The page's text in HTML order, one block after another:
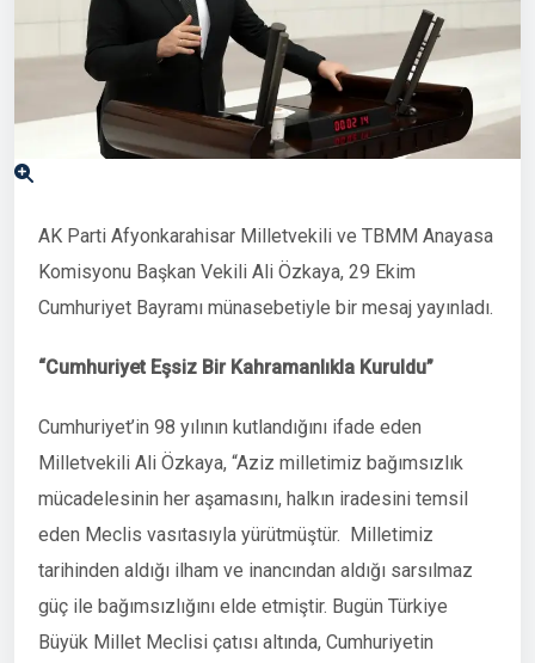
AK Parti Afyonkarahisar Milletvekili ve TBMM Anayasa
Komisyonu Başkan Vekili Ali Özkaya, 29 Ekim
Cumhuriyet Bayramı münasebetiyle bir mesaj yayınladı.
“Cumhuriyet Eşsiz Bir Kahramanlıkla Kuruldu”
Cumhuriyet’in 98 yılının kutlandığını ifade eden
Milletvekili Ali Özkaya, “Aziz milletimiz bağımsızlık
mücadelesinin her aşamasını, halkın iradesini temsil
eden Meclis vasıtasıyla yürütmüştür. Milletimiz
tarihinden aldığı ilham ve inancından aldığı sarsılmaz
güç ile bağımsızlığını elde etmiştir. Bugün Türkiye
Büyük Millet Meclisi çatısı altında, Cumhuriyetin